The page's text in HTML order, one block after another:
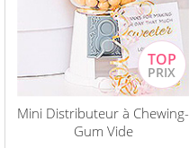
Mini Distributeur à Chewing-
Gum Vide